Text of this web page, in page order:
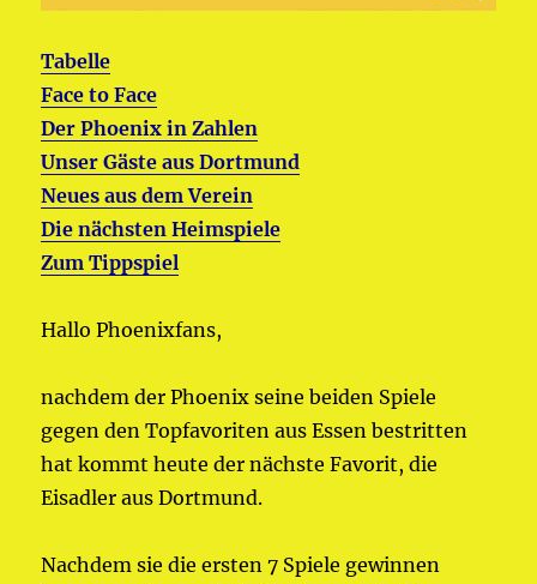
Tabelle
Face to Face
Der Phoenix in Zahlen
Unser Gäste aus Dortmund
Neues aus dem Verein
Die nächsten Heimspiele
Zum Tippspiel
Hallo Phoenixfans,
nachdem der Phoenix seine beiden Spiele
gegen den Topfavoriten aus Essen bestritten
hat kommt heute der nächste Favorit, die
Eisadler aus Dortmund.
Nachdem sie die ersten 7 Spiele gewinnen